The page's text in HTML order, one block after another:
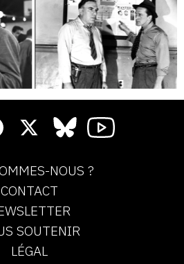
NOUS ?
CONTACT
SOUTENIR
LÉGAL